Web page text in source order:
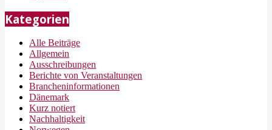
Kategorien
Alle Beiträge
Allgemein
Ausschreibungen
Berichte von Veranstaltungen
Brancheninformationen
Dänemark
Kurz notiert
Nachhaltigkeit